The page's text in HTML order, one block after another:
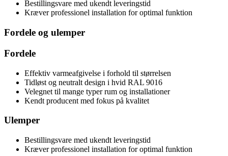
Bestillingsvare med ukendt leveringstid
Kræver professionel installation for optimal funktion
Fordele og ulemper
Fordele
Effektiv varmeafgivelse i forhold til størrelsen
Tidløst og neutralt design i hvid RAL 9016
Velegnet til mange typer rum og installationer
Kendt producent med fokus på kvalitet
Ulemper
Bestillingsvare med ukendt leveringstid
Kræver professionel installation for optimal funktion